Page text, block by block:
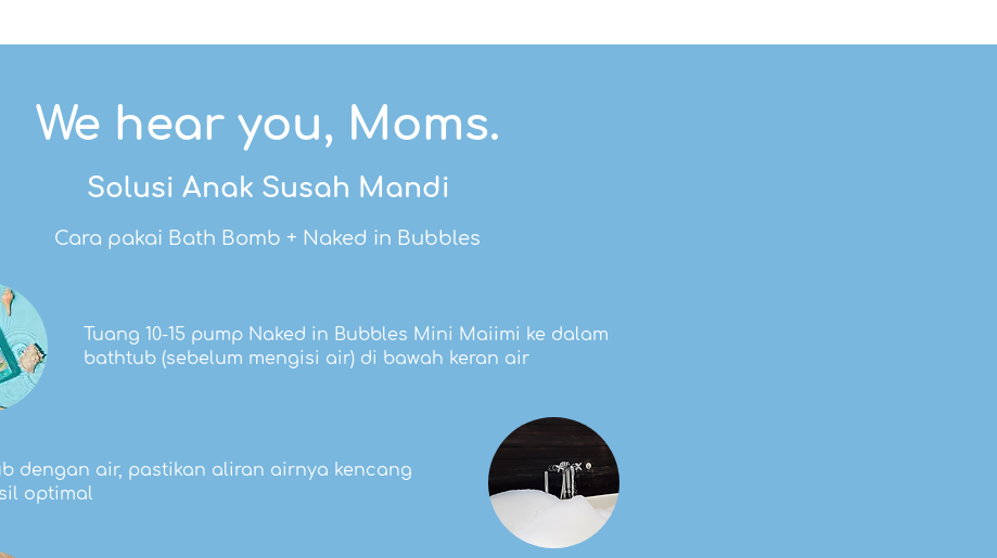
We hear you, Moms.
Solusi Anak Susah Mandi
Cara pakai Bath Bomb + Naked in Bubbles
Tuang 10-15 pump Naked in Bubbles Mini Maiimi ke dalam
bathtub (sebelum mengisi air) di bawah keran air
dengan air, pastikan aliran airnya kencang
optimal